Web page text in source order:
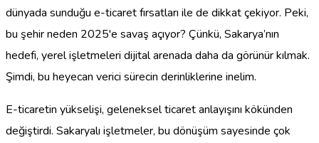
dünyada sunduğu e-ticaret fırsatları ile de dikkat çekiyor. Peki,
bu şehir neden 2025'e savaş açıyor? Çünkü, Sakarya’nın
hedefi, yerel işletmeleri dijital arenada daha da görünür kılmak.
Şimdi, bu heyecan verici sürecin derinliklerine inelim.
E-ticaretin yükselişi, geleneksel ticaret anlayışını kökünden
değiştirdi. Sakaryalı işletmeler, bu dönüşüm sayesinde çok